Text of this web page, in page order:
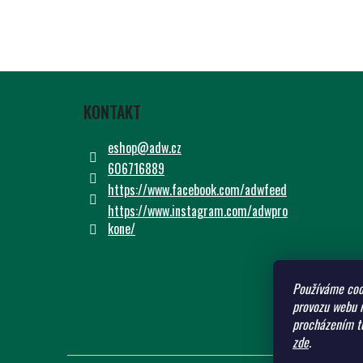
Používáme
provozu
procházením
zde.
Z
KONTAKT
eshop@adw.cz
606716889
https://www.facebook.com/adwfeed
https://www.instagram.com/adwpro
kone/